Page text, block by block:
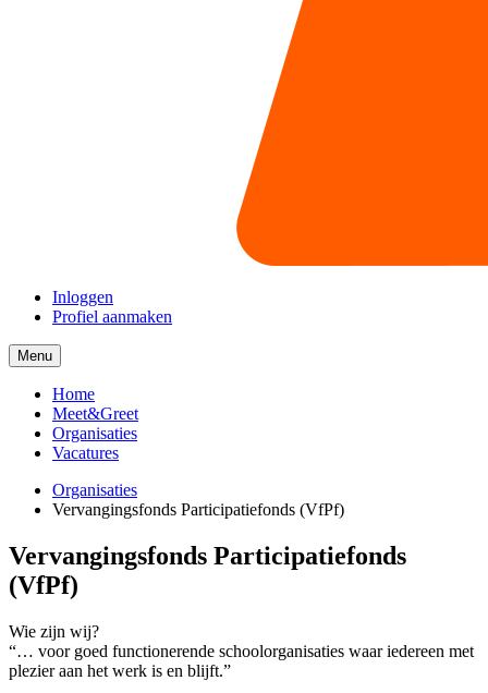
Inloggen
Profiel aanmaken
MenuMenu
collapsed
Home
Meet&Greet
Organisaties
Vacatures
Organisaties
Vervangingsfonds Participatiefonds (VfPf)
Vervangingsfonds Participatiefonds
(VfPf)
Wie zijn wij?
“… voor goed functionerende schoolorganisaties waar iedereen met
plezier aan het werk is en blijft.”